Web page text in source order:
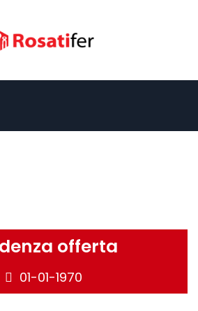
offerta
01-01-1970